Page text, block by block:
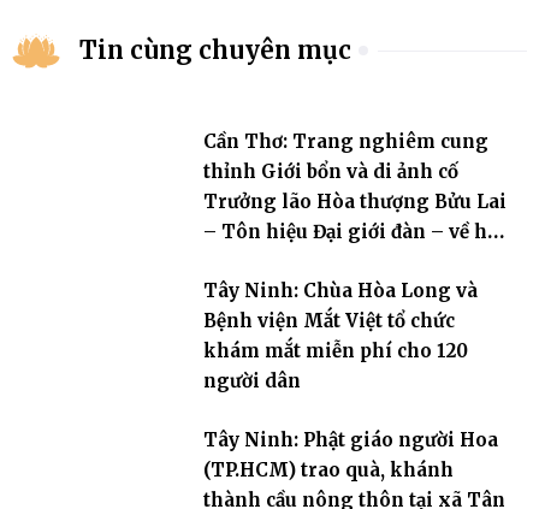
Tin cùng chuyên mục
Cần Thơ: Trang nghiêm cung
thỉnh Giới bổn và di ảnh cố
Trưởng lão Hòa thượng Bửu Lai
– Tôn hiệu Đại giới đàn – về hai
Tây Ninh: Chùa Hòa Long và
Bệnh viện Mắt Việt tổ chức
khám mắt miễn phí cho 120
người dân
Tây Ninh: Phật giáo người Hoa
(TP.HCM) trao quà, khánh
thành cầu nông thôn tại xã Tân